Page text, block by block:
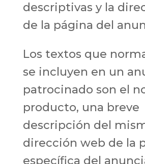
descriptivas y la
de la página del
Los textos que
se incluyen en un
patrocinado son el
producto, una breve
descripción del
dirección web de la
específica del